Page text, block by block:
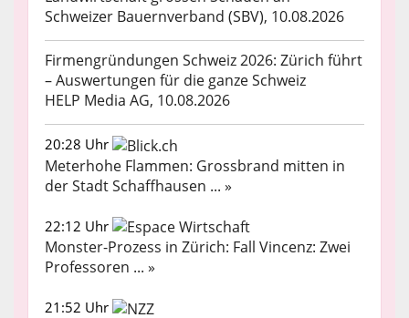
Schweizer Bauernverband (SBV), 10.08.2026
Firmengründungen Schweiz 2026: Zürich führt
– Auswertungen für die ganze Schweiz
HELP Media AG, 10.08.2026
20:28 Uhr
Meterhohe Flammen: Grossbrand mitten in
der Stadt Schaffhausen ... »
22:12 Uhr
Monster-Prozess in Zürich: Fall Vincenz: Zwei
Professoren ... »
21:52 Uhr